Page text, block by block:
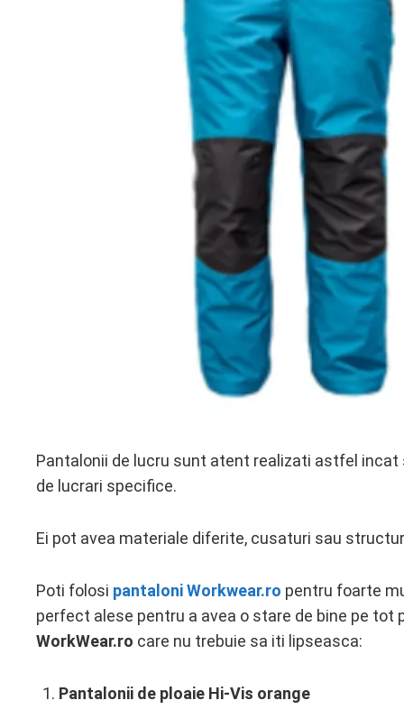
Pantalonii de lucru sunt atent realizati astfel
de lucrari specifice.
Ei pot avea materiale diferite, cusaturi sau
Poti folosi pantaloni Workwear.ro pentru foarte
perfect alese pentru a avea o stare de bine pe tot
WorkWear.ro care nu trebuie sa iti lipseasca:
Pantalonii de ploaie Hi-Vis orange